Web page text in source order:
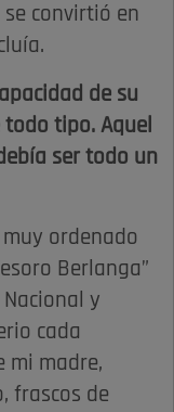
convirtió en
de su
tipo. Aquel
ser todo un
ordenado
Berlanga”
y
cada
mi madre,
frascos de